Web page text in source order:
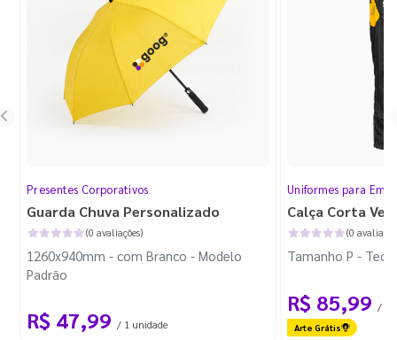
Presentes Corporativos
Guarda Chuva Personalizado
(0 avaliações)
1260x940mm - com Branco - Modelo
Padrão
R$ 47,99 / 1 unidade
Uniformes para
Calça Corta
(0
Tamanho P -
R$ 85,99 / 1
Arte Grátis